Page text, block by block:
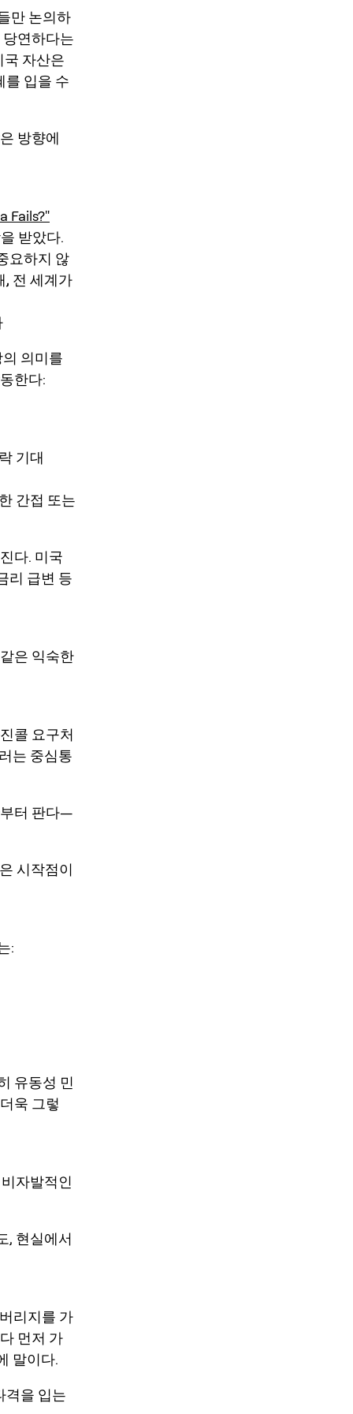
만 논의하
연하다는
국 자산은
를 입을 수
방향에
Fails?"
받았다.
요하지 않
, 전 세계가
의미를
한다:
기대
간접 또는
다. 미국
리 급변 등
은 익숙한
콜 요구처
는 중심통
부터 판다—
시작점이
:
유동성 민
욱 그렇
자발적인
, 현실에서
리지를 가
먼저 가
말이다.
격을 입는